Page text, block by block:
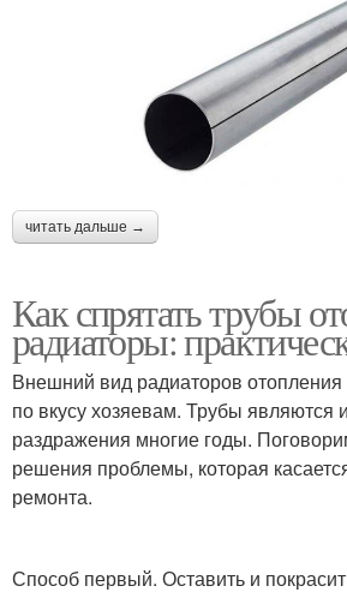
читать дальше →
Как спрятать трубы
радиаторы:
Внешний вид радиаторов
по вкусу хозяевам. Трубы являются
раздражения многие годы.
решения проблемы, которая
ремонта.
Способ первый. Оставить и